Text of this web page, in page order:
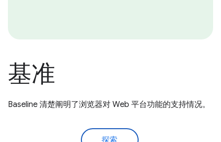
基准
Baseline 清楚阐明了浏览器对 Web 平台功能的支持情况。